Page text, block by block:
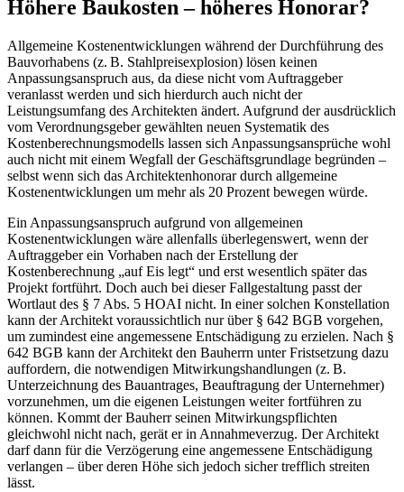
Höhere Baukosten – höheres Honorar?
Allgemeine Kostenentwicklungen während der Durchführung des
Bauvorhabens (z. B. Stahlpreisexplosion) lösen keinen
Anpassungsanspruch aus, da diese nicht vom Auftraggeber
veranlasst werden und sich hierdurch auch nicht der
Leistungsumfang des Architekten ändert. Aufgrund der ausdrücklich
vom Verordnungsgeber gewählten neuen Systematik des
Kostenberechnungsmodells lassen sich Anpassungsansprüche wohl
auch nicht mit einem Wegfall der Geschäftsgrundlage begründen –
selbst wenn sich das Architektenhonorar durch allgemeine
Kostenentwicklungen um mehr als 20 Prozent bewegen würde.
Ein Anpassungsanspruch aufgrund von allgemeinen
Kostenentwicklungen wäre allenfalls überlegenswert, wenn der
Auftraggeber ein Vorhaben nach der Erstellung der
Kostenberechnung „auf Eis legt“ und erst wesentlich später das
Projekt fortführt. Doch auch bei dieser Fallgestaltung passt der
Wortlaut des § 7 Abs. 5 HOAI nicht. In einer solchen Konstellation
kann der Architekt voraussichtlich nur über § 642 BGB vorgehen,
um zumindest eine angemessene Entschädigung zu erzielen. Nach §
642 BGB kann der Architekt den Bauherrn unter Fristsetzung dazu
auffordern, die notwendigen Mitwirkungshandlungen (z. B.
Unterzeichnung des Bauantrages, Beauftragung der Unternehmer)
vorzunehmen, um die eigenen Leistungen weiter fortführen zu
können. Kommt der Bauherr seinen Mitwirkungspflichten
gleichwohl nicht nach, gerät er in Annahmeverzug. Der Architekt
darf dann für die Verzögerung eine angemessene Entschädigung
verlangen – über deren Höhe sich jedoch sicher trefflich streiten
lässt.